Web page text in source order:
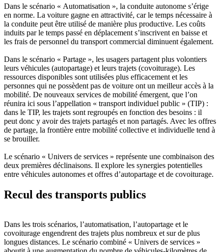
Dans le scénario « Automatisation », la conduite autonome s’érige
en norme. La voiture gagne en attractivité, car le temps nécessaire à
la conduite peut être utilisé de manière plus productive. Les coûts
induits par le temps passé en déplacement s’inscrivent en baisse et
les frais de personnel du transport commercial diminuent également.
Dans le scénario « Partage », les usagers partagent plus volontiers
leurs véhicules (autopartage) et leurs trajets (covoiturage). Les
ressources disponibles sont utilisées plus efficacement et les
personnes qui ne possèdent pas de voiture ont un meilleur accès à la
mobilité. De nouveaux services de mobilité émergent, que l’on
réunira ici sous l’appellation « transport individuel public » (TIP) :
dans le TIP, les trajets sont regroupés en fonction des besoins : il
peut donc y avoir des trajets partagés et non partagés. Avec les offres
de partage, la frontière entre mobilité collective et individuelle tend à
se brouiller.
Le scénario « Univers de services » représente une combinaison des
deux premières déclinaisons. Il explore les synergies potentielles
entre véhicules autonomes et offres d’autopartage et de covoiturage.
Recul des transports publics
Dans les trois scénarios, l’automatisation, l’autopartage et le
covoiturage engendrent des trajets plus nombreux et sur de plus
longues distances. Le scénario combiné « Univers de services »